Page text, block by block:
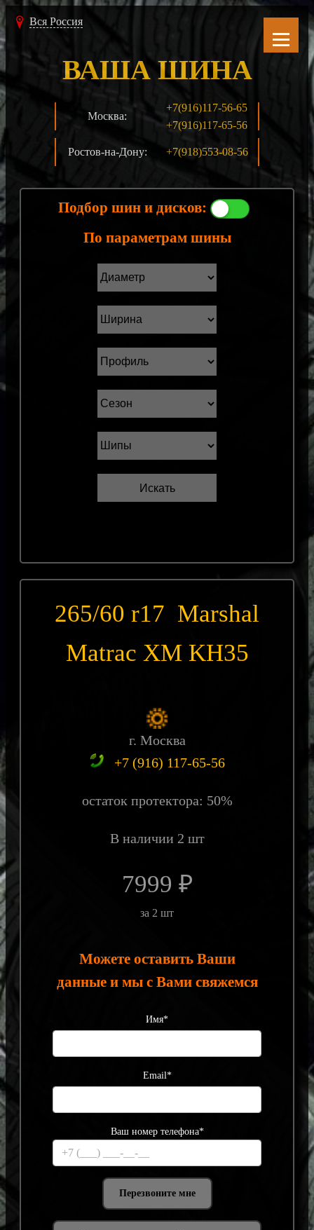
Вся Россия
Москва:
+7(916)117-56-65
+7(916)117-65-56
Ростов-на-Дону: +7(918)553-08-56
ВАША ШИНА
Подбор шин и дисков:
По параметрам шины
265/60 r17 Marshal
Matrac XM KH35
г. Москва
+7 (916) 117-65-56
остаток протектора: 50%
В наличии 2 шт
7999 ₽
за 2 шт
Можете оставить Ваши
данные и мы с Вами свяжемся
Имя*
Email*
Ваш номер телефона*